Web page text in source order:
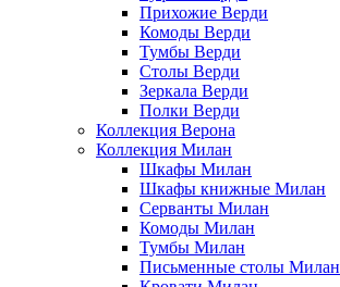
Прихожие Верди
Комоды Верди
Тумбы Верди
Столы Верди
Зеркала Верди
Полки Верди
Коллекция Верона
Коллекция Милан
Шкафы Милан
Шкафы книжные Милан
Серванты Милан
Комоды Милан
Тумбы Милан
Письменные столы Милан